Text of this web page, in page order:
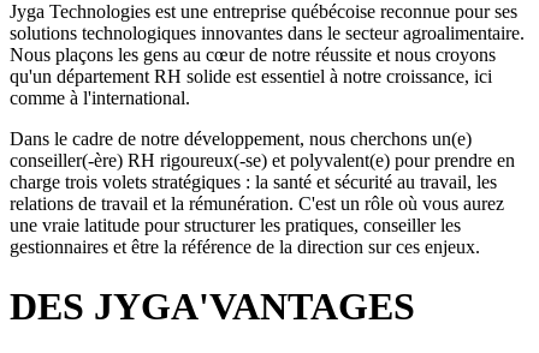
Jyga Technologies est une entreprise québécoise reconnue pour ses
solutions technologiques innovantes dans le secteur agroalimentaire.
Nous plaçons les gens au cœur de notre réussite et nous croyons
qu'un département RH solide est essentiel à notre croissance, ici
comme à l'international.
Dans le cadre de notre développement, nous cherchons un(e)
conseiller(-ère) RH rigoureux(-se) et polyvalent(e) pour prendre en
charge trois volets stratégiques : la santé et sécurité au travail, les
relations de travail et la rémunération. C'est un rôle où vous aurez
une vraie latitude pour structurer les pratiques, conseiller les
gestionnaires et être la référence de la direction sur ces enjeux.
DES JYGA'VANTAGES